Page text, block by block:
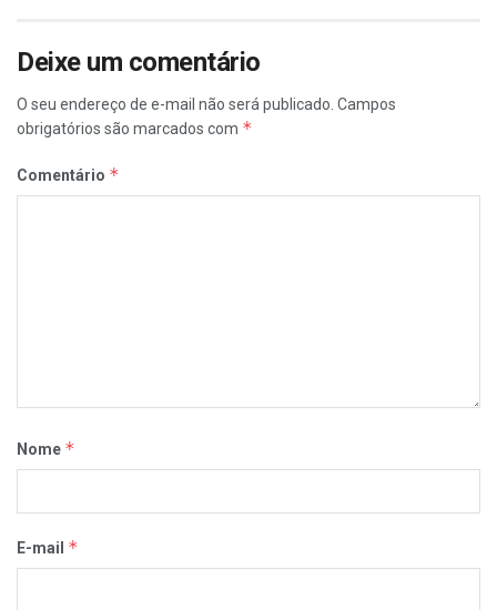
Deixe um comentário
O seu endereço de e-mail não será publicado. Campos
obrigatórios são marcados com *
Comentário *
Nome *
E-mail *